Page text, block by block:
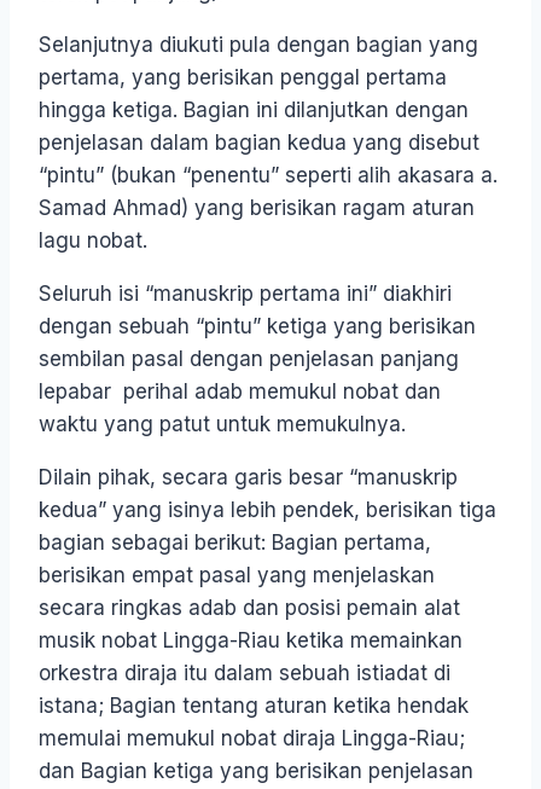
Selanjutnya diukuti pula dengan bagian yang
pertama, yang berisikan penggal pertama
hingga ketiga. Bagian ini dilanjutkan dengan
penjelasan dalam bagian kedua yang disebut
“pintu” (bukan “penentu” seperti alih akasara a.
Samad Ahmad) yang berisikan ragam aturan
lagu nobat.
Seluruh isi “manuskrip pertama ini” diakhiri
dengan sebuah “pintu” ketiga yang berisikan
sembilan pasal dengan penjelasan panjang
lepabar perihal adab memukul nobat dan
waktu yang patut untuk memukulnya.
Dilain pihak, secara garis besar “manuskrip
kedua” yang isinya lebih pendek, berisikan tiga
bagian sebagai berikut: Bagian pertama,
berisikan empat pasal yang menjelaskan
secara ringkas adab dan posisi pemain alat
musik nobat Lingga-Riau ketika memainkan
orkestra diraja itu dalam sebuah istiadat di
istana; Bagian tentang aturan ketika hendak
memulai memukul nobat diraja Lingga-Riau;
dan Bagian ketiga yang berisikan penjelasan